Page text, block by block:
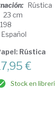
Rústica
23 cm
198
Español
Rústica
€
Stock en